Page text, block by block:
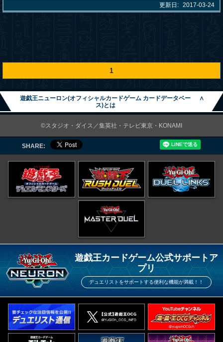
更新日: 2017-03-24
1
遊戯王ニューロン(オフィシャルカードゲーム カードデータベー
ス)とは
∧
©スタジオ・ダイス／集英社・テレビ東京・KONAMI
SHARE:
遊戯王カードゲーム公式サポートア
プリ
デュエリストをサポートする便利な機能が満載！！